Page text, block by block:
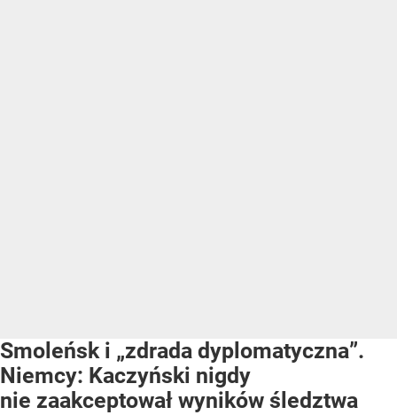
Smoleńsk i „zdrada dyplomatyczna”.
Niemcy: Kaczyński nigdy
nie zaakceptował wyników śledztwa